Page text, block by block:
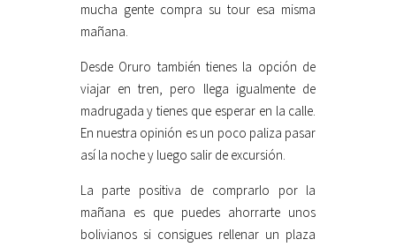
mucha gente compra su tour esa misma
mañana.
Desde Oruro también tienes la opción de
viajar en tren, pero llega igualmente de
madrugada y tienes que esperar en la calle.
En nuestra opinión es un poco paliza pasar
así la noche y luego salir de excursión.
La parte positiva de comprarlo por la
mañana es que puedes ahorrarte unos
bolivianos si consigues rellenar un plaza